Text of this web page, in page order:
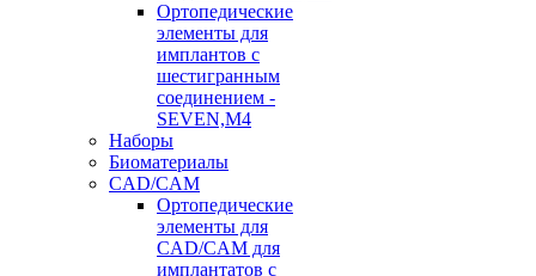
Ортопедические
элементы для
имплантов с
шестигранным
соединением -
SEVEN,M4
Наборы
Биоматериалы
CAD/CAM
Ортопедические
элементы для
CAD/CAM для
имплантатов с